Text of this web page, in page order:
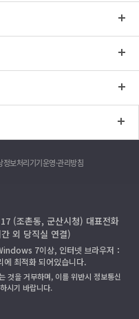
정보처리기기운영·관리방침
(조촌동, 군산시청) 대표전화
외 당직실 연결)
7이상, 인터넷 브라우저：
최적화 되어있습니다.
것을 거부하며, 이를 위반시 정보통신
시기 바랍니다.